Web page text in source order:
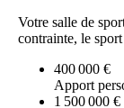
Votre salle de
contrainte, le
400 000 €
Apport
1 500 000 €